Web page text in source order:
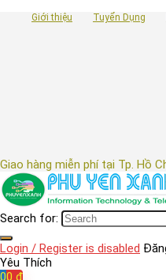
Giới thiệu Tuyển Dụng
Giao hàng miễn phí tại Tp. Hồ
Search for:
Login / Register is disabled
Yêu Thích
00 ₫